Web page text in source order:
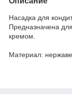
Насадка для
Предназначена
кремом.
Материал: